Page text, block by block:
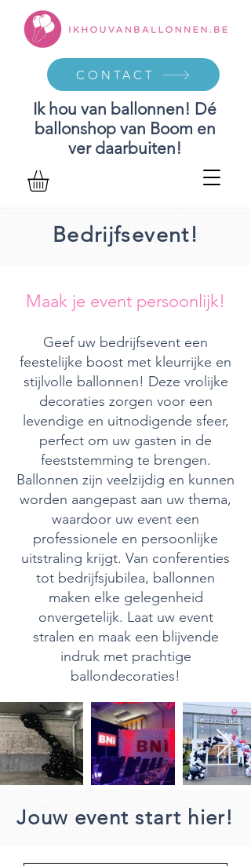
Ik hou van ballonnen! Dé
ballonshop van Boom en
ver daarbuiten!
CONTACT
Bedrijfsevent!
Maak je event persoonlijk!
Geef uw bedrijfsevent een
feestelijke boost met kleurrijke en
stijlvolle ballonnen! Deze vrolijke
decoraties zorgen voor een
levendige en uitnodigende sfeer,
perfect om uw gasten in de
feeststemming te brengen.
Ballonnen zijn veelzijdig en kunnen
worden aangepast aan uw thema,
waardoor uw event een
professionele en persoonlijke
uitstraling krijgt. Van conferenties
tot bedrijfsjubilea, ballonnen
maken elke gelegenheid
onvergetelijk. Laat uw event
stralen en maak een blijvende
indruk met prachtige
ballondecoraties!
Jouw event start hier!